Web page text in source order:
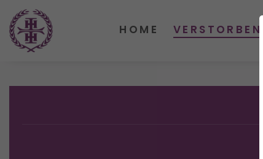
HOME VERSTORBENE